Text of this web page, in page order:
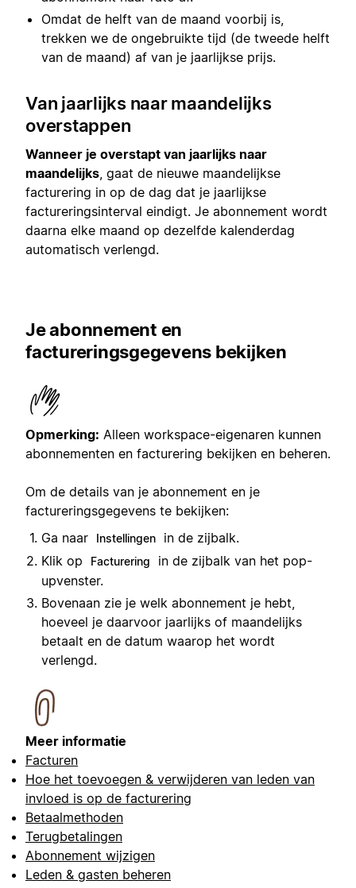
Omdat de helft van de maand voorbij is,
trekken we de ongebruikte tijd (de tweede helft
van de maand) af van je jaarlijkse prijs.
Van jaarlijks naar maandelijks
overstappen
Wanneer je overstapt van jaarlijks naar
maandelijks, gaat de nieuwe maandelijkse
facturering in op de dag dat je jaarlijkse
factureringsinterval eindigt. Je abonnement wordt
daarna elke maand op dezelfde kalenderdag
automatisch verlengd.
Je abonnement en
factureringsgegevens bekijken
Opmerking: Alleen workspace-eigenaren kunnen
abonnementen en facturering bekijken en beheren.
Om de details van je abonnement en je
factureringsgegevens te bekijken:
Ga naar
Instellingen
in de zijbalk.
Klik op
Facturering
in de zijbalk van het pop-
upvenster.
Bovenaan zie je welk abonnement je hebt,
hoeveel je daarvoor jaarlijks of maandelijks
betaalt en de datum waarop het wordt
verlengd.
Meer informatie
Facturen
Hoe het toevoegen & verwijderen van leden van
invloed is op de facturering
Betaalmethoden
Terugbetalingen
Abonnement wijzigen
Leden & gasten beheren